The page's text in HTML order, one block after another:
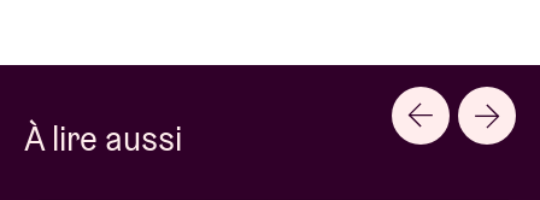
À lire aussi